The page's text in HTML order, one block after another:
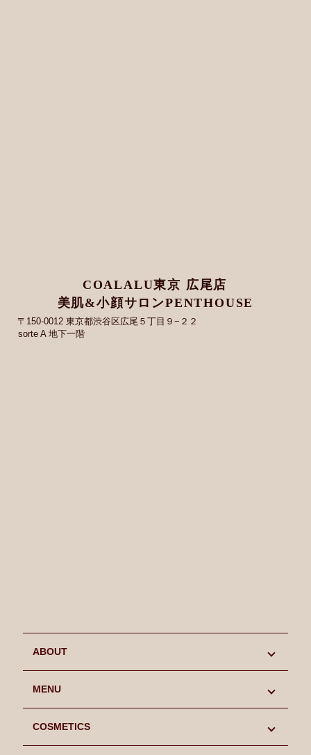
COALALU東京 広尾店
美肌&小顔サロンPENTHOUSE
〒150-0012 東京都渋谷区広尾５丁目９−２２
sorte A 地下一階
ABOUT
初めての方へ
キャンペーン情報
MENU
MENU
COSMETICS